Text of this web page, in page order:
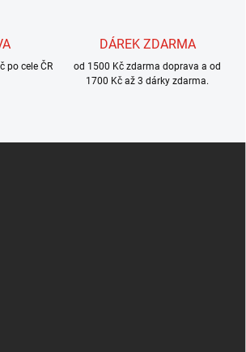
po cele ČR
DÁREK ZDARMA
od 1500 Kč zdarma doprava a od
1700 Kč až 3 dárky zdarma.